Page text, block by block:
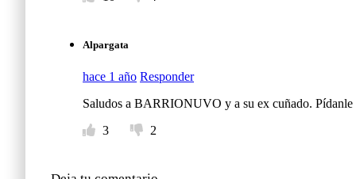
Alpargata
hace 1 año Responder
Saludos a BARRIONUVO y a su ex cuñado. Pídanle
3
2